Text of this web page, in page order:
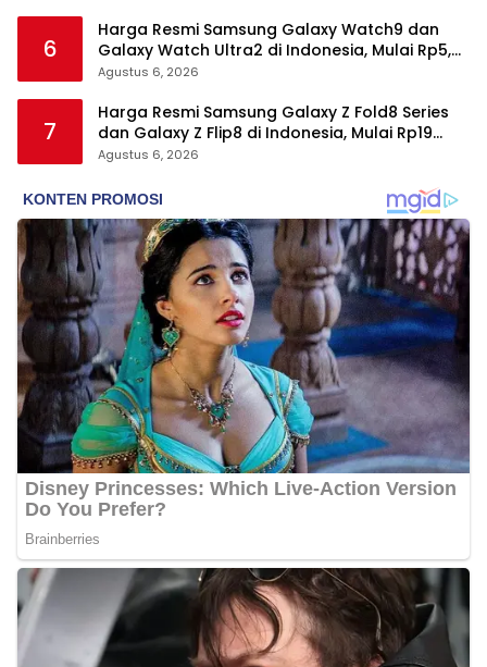
6
Harga Resmi Samsung Galaxy Watch9 dan
Galaxy Watch Ultra2 di Indonesia, Mulai Rp5,9
Jutaan
Agustus 6, 2026
7
Harga Resmi Samsung Galaxy Z Fold8 Series
dan Galaxy Z Flip8 di Indonesia, Mulai Rp19
Jutaan
Agustus 6, 2026